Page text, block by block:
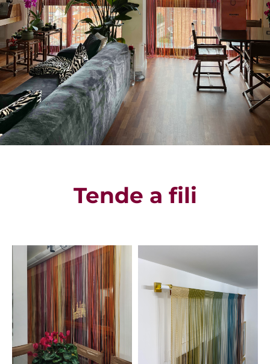
Tende a fili